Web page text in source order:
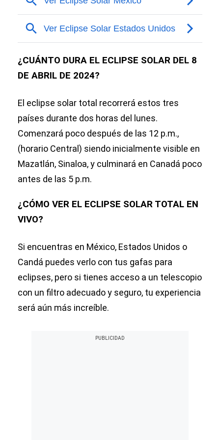
¿CUÁNTO DURA EL ECLIPSE SOLAR DEL 8
DE ABRIL DE 2024?
El eclipse solar total recorrerá estos tres
países durante dos horas del lunes.
Comenzará poco después de las 12 p.m.,
(horario Central) siendo inicialmente visible en
Mazatlán, Sinaloa, y culminará en Canadá poco
antes de las 5 p.m.
¿CÓMO VER EL ECLIPSE SOLAR TOTAL EN
VIVO?
Si encuentras en México, Estados Unidos o
Candá puedes verlo con tus gafas para
eclipses, pero si tienes acceso a un telescopio
con un filtro adecuado y seguro, tu experiencia
será aún más increíble.